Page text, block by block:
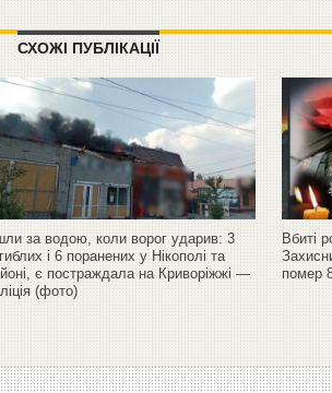
СХОЖІ ПУБЛІКАЦІЇ
за водою, коли ворог ударив: 3
і 6 поранених у Нікополі та
є постраждала на Криворіжжі —
(фото)
Вбиті
помер